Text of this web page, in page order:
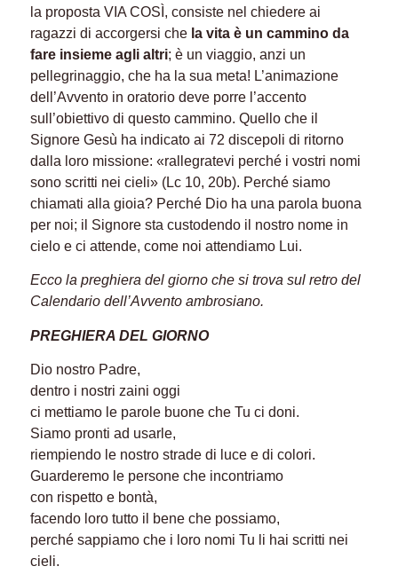
la proposta VIA COSÌ, consiste nel chiedere ai
ragazzi di accorgersi che la vita è un cammino da
fare insieme agli altri; è un viaggio, anzi un
pellegrinaggio, che ha la sua meta! L’animazione
dell’Avvento in oratorio deve porre l’accento
sull’obiettivo di questo cammino. Quello che il
Signore Gesù ha indicato ai 72 discepoli di ritorno
dalla loro missione: «rallegratevi perché i vostri nomi
sono scritti nei cieli» (Lc 10, 20b). Perché siamo
chiamati alla gioia? Perché Dio ha una parola buona
per noi; il Signore sta custodendo il nostro nome in
cielo e ci attende, come noi attendiamo Lui.
Ecco la preghiera del giorno che si trova sul retro del
Calendario dell’Avvento ambrosiano.
PREGHIERA DEL GIORNO
Dio nostro Padre,
dentro i nostri zaini oggi
ci mettiamo le parole buone che Tu ci doni.
Siamo pronti ad usarle,
riempiendo le nostro strade di luce e di colori.
Guarderemo le persone che incontriamo
con rispetto e bontà,
facendo loro tutto il bene che possiamo,
perché sappiamo che i loro nomi Tu li hai scritti nei
cieli.